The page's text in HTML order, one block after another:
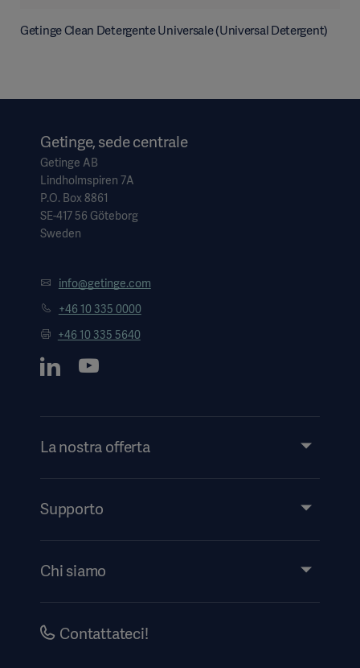
Getinge Clean Detergente Universale (Universal Detergent)
Getinge, sede centrale
Getinge AB
Lindholmspiren 7A
P.O. Box 8861
SE-417 56 Göteborg
Sweden
info@getinge.com
+46 10 335 0000
+46 10 335 5640
La nostra offerta
Servizi
Supporto
Eventi
Chi siamo
Aviso legale
Contattateci!